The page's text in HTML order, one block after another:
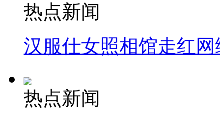
热点新闻
汉服仕女照相馆走红网
热点新闻